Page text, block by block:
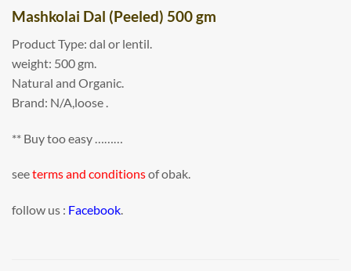
Mashkolai Dal (Peeled) 500 gm
Product Type: dal or lentil.
weight: 500 gm.
Natural and Organic.
Brand: N/A,loose .
** Buy too easy ………
seeterms and conditionsof obak.
follow us : Facebook.